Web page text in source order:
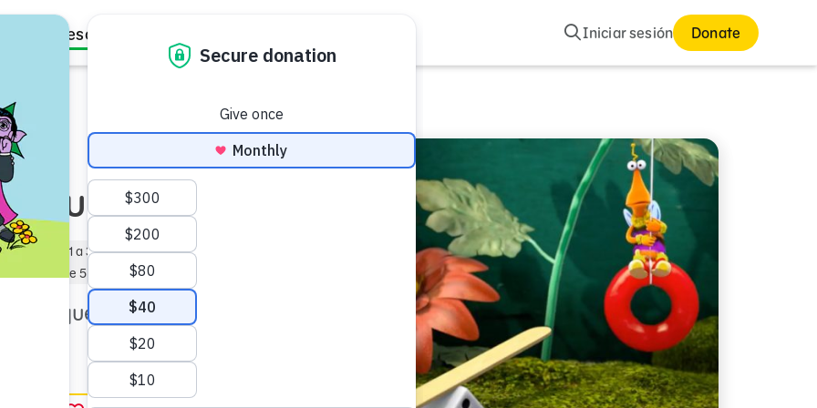
Family Resources Buscar
Iniciar sesión Donate
turnan
(de 1 a 3 años)
Menos de 5 min
que turnarse es una